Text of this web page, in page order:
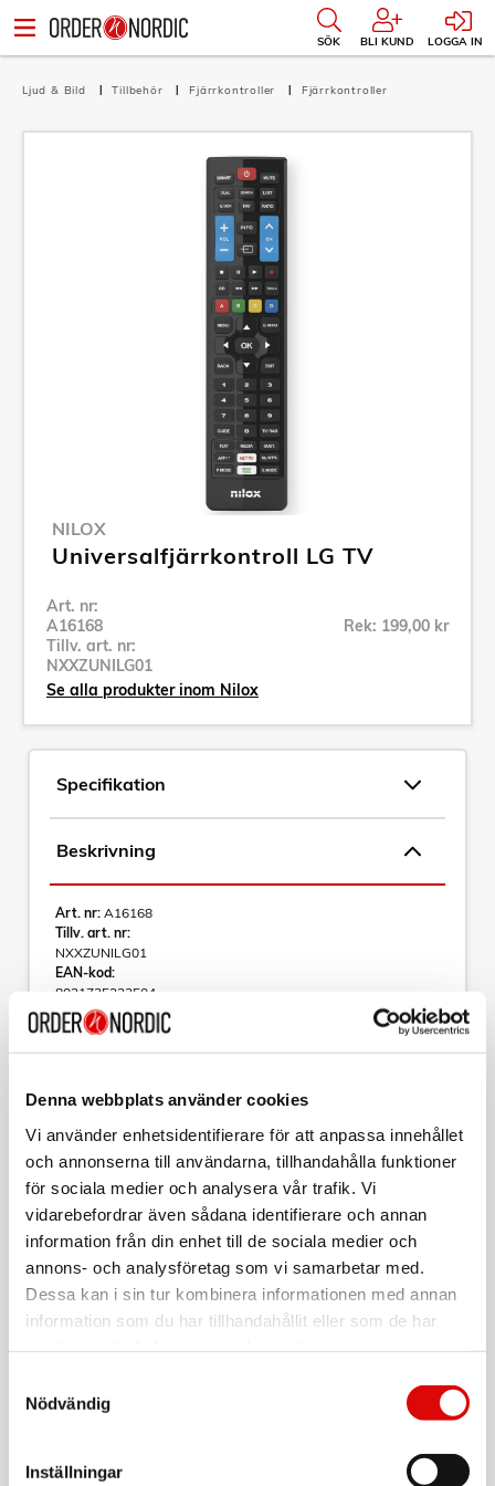
Denna webbplats använder cookies
Vi använder enhetsidentifierare för att anpassa innehållet
och annonserna till användarna, tillhandahålla funktioner
för sociala medier och analysera vår trafik. Vi
vidarebefordrar även sådana identifierare och annan
information från din enhet till de sociala medier och
annons- och analysföretag som vi samarbetar med.
Dessa kan i sin tur kombinera informationen med annan
information som du har tillhandahållit eller som de har
Nödvändig
Inställningar
SÖK BLI KUND LOGGA IN
Ljud & Bild Tillbehör Fjärrkontroller Fjärrkontroller
NILOX
Universalfjärrkontroll LG TV
Art. nr:
A16168
Tillv. art. nr:
NXXZUNILG01
Rek: 199,00 kr
Se alla produkter inom Nilox
Specifikation
Beskrivning
Art. nr: A16168
Tillv. art. nr:
NXXZUNILG01
EAN-kod:
8021735223504
För hel kartong beställ:
10
Nilox Tech fjärrkontroll för LG® TV är en smidig och pålitlig
ersättare för din originalfjärrkontroll.
Den är kompatibel med alla* LG®-tv-modeller tillverkade
från år 2000 och framåt och är redo att användas direkt.
Den kräver ingen programmering – sätt bara i två AAA-
batterier (ingår ej) och börja styra din TV omedelbart.
En enkel och bekväm lösning som ger dig full kontroll och
passar perfekt när den ursprungliga fjärrkontrollen har gått
förlorad eller gått sönder.
- Fjärrkontroll
- Användarhandbok
Kompatibilitet: LG TV*
Läs mer
Sortera
Varumärke
Tillbehör